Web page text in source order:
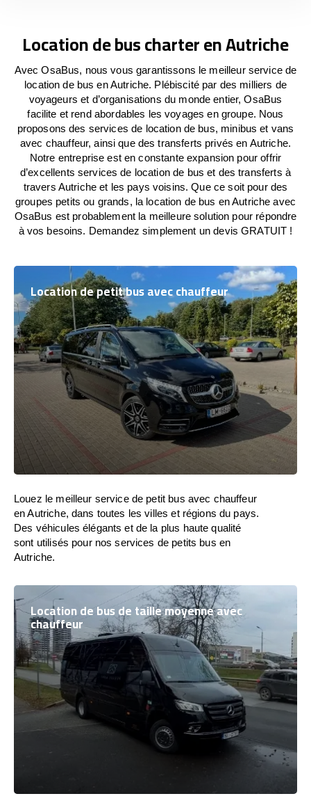
Location de bus charter en Autriche
Avec OsaBus, nous vous garantissons le meilleur service de
location de bus en Autriche. Plébiscité par des milliers de
voyageurs et d’organisations du monde entier, OsaBus
facilite et rend abordables les voyages en groupe. Nous
proposons des services de location de bus, minibus et vans
avec chauffeur, ainsi que des transferts privés en Autriche.
Notre entreprise est en constante expansion pour offrir
d’excellents services de location de bus et des transferts à
travers Autriche et les pays voisins. Que ce soit pour des
groupes petits ou grands, la location de bus en Autriche avec
OsaBus est probablement la meilleure solution pour répondre
à vos besoins. Demandez simplement un devis GRATUIT !
Location de petit bus avec chauffeur
Louez le meilleur service de petit bus avec chauffeur
en Autriche, dans toutes les villes et régions du pays.
Des véhicules élégants et de la plus haute qualité
sont utilisés pour nos services de petits bus en
Autriche.
Location de bus de taille moyenne avec
chauffeur